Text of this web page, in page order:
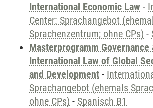
International Economic Law -
Center: Sprachangebot
Sprachenzentrum; ohne CPs) -
Masterprogramm Governance
International Law of Global
and Development -
Sprachangebot (ehemals
ohne CPs) - Spanisch B1